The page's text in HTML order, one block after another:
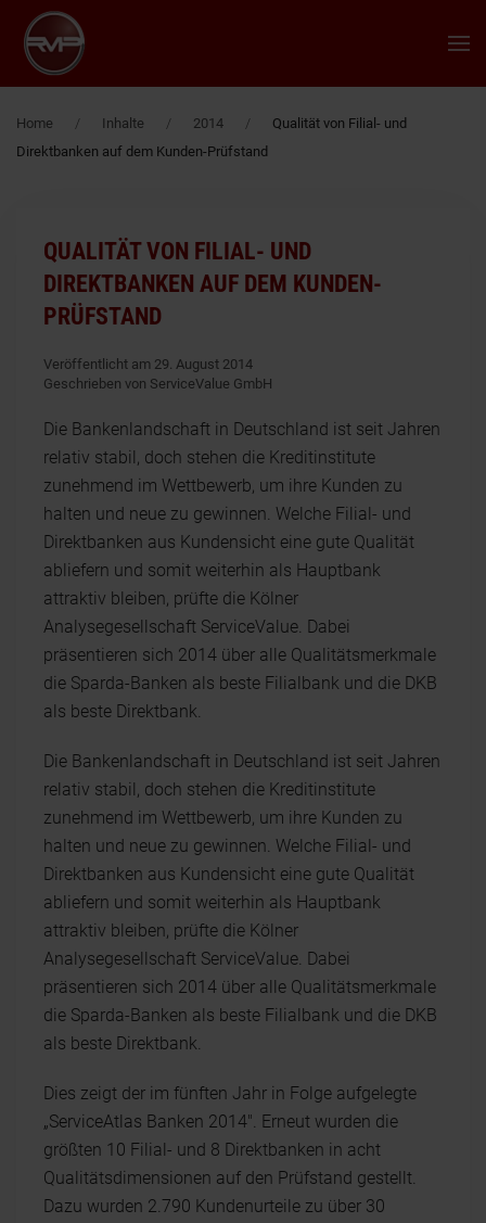
Zum Hauptinhalt springen
Home Inhalte 2014
Qualität von Filial- und
Direktbanken auf dem Kunden-Prüfstand
QUALITÄT VON FILIAL- UND
DIREKTBANKEN AUF DEM KUNDEN-
PRÜFSTAND
Veröffentlicht am 29. August 2014
Geschrieben von ServiceValue GmbH
Die Bankenlandschaft in Deutschland ist seit Jahren
relativ stabil, doch stehen die Kreditinstitute
zunehmend im Wettbewerb, um ihre Kunden zu
halten und neue zu gewinnen. Welche Filial- und
Direktbanken aus Kundensicht eine gute Qualität
abliefern und somit weiterhin als Hauptbank
attraktiv bleiben, prüfte die Kölner
Analysegesellschaft ServiceValue. Dabei
präsentieren sich 2014 über alle Qualitätsmerkmale
die Sparda-Banken als beste Filialbank und die DKB
als beste Direktbank.
Die Bankenlandschaft in Deutschland ist seit Jahren
relativ stabil, doch stehen die Kreditinstitute
zunehmend im Wettbewerb, um ihre Kunden zu
halten und neue zu gewinnen. Welche Filial- und
Direktbanken aus Kundensicht eine gute Qualität
abliefern und somit weiterhin als Hauptbank
attraktiv bleiben, prüfte die Kölner
Analysegesellschaft ServiceValue. Dabei
präsentieren sich 2014 über alle Qualitätsmerkmale
die Sparda-Banken als beste Filialbank und die DKB
als beste Direktbank.
Dies zeigt der im fünften Jahr in Folge aufgelegte
„ServiceAtlas Banken 2014". Erneut wurden die
größten 10 Filial- und 8 Direktbanken in acht
Qualitätsdimensionen auf den Prüfstand gestellt.
Dazu wurden 2.790 Kundenurteile zu über 30